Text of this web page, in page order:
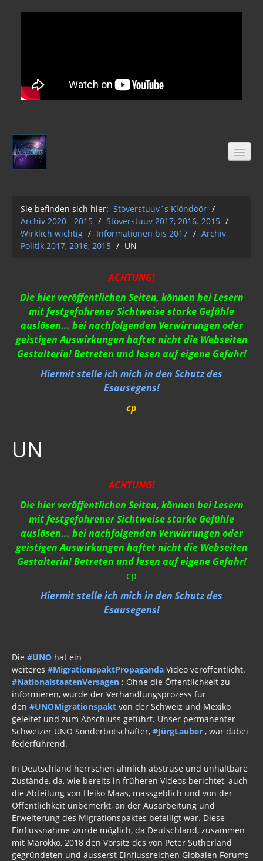
Stöverstuuv´s Klöndöör
Freimaurer
01-12-2Q2Q
AUFKLÄRUNG 2Q2Q
Wasser 2019
Klimawandel der Kabale
Genderismus
USA 2019
Wahrheit gegen MSM
Mark Passio
Neues Bewußtsein
Der globale Prädiktor
Rom und Jerusalem
Satanischer Kalender
Trump, Putin, Xi, der falsche Franziskus
»Lolita Express« Jeffrey Epstein
Jason Mason
1. Weltkrieg
Sie befinden sich hier: Stöverstuuv´s Klöndöör /
Archiv 2020 - 2015 / Stöverstuuv 2017, 2016. 2015 /
Wirklich wichtig / Informationen bis 2017 / Archiv
Politik 2017, 2016, 2015 / UN
ACHTUNG!
Die hier veröffentlichen Seiten, können bei Lesern
mit festgefahrener Sichtweise starke Gefühle
auslösen... bei nachfolgenden Verwirrungen oder
geistigen Auswirkungen haftet nicht die Webseiten
Gestalterin! Betreten und lesen auf eigene Gefahr!
Hiermit stelle ich mich in den Schutz des
Esausegens!
cp
UN
ACHTUNG!
Die hier veröffentlichen Seiten, können bei Lesern
mit festgefahrener Sichtweise starke Gefühle
auslösen... bei nachfolgenden Verwirrungen oder
geistigen Auswirkungen haftet nicht die Webseiten
Gestalterin! Betreten und lesen auf eigene Gefahr!
cp
Hiermit stelle ich mich in den Schutz des
Esausegens!
Die #UNO hat ein
weiteres #MigrationspaktPropaganda Video veröffentlicht.
#NationalstaatenVersagen : Ohne die Öffentlichkeit zu
informieren, wurde der Verhandlungsprozess für
den #UNOMigrationspakt von der Schweiz und Mexiko
geleitet und zum Abschluss geführt. Unser permanenter
Schweizer UNO Sonderbotschafter, #JürgLauber , war dabei
federführend.
In Deutschland herrschen ähnlich abstruse und unhaltbare
Zustände, da, wie bereits in früheren Videos berichtet, auch
die Abteilung von Heiko Maas, massgeblich und von der
Öffentlichkeit unbemerkt, an der Ausarbeitung und
Erweiterung des Migrationspaktes beteiligt war. Diese
Einflussnahme wurde möglich, da Deutschland, zusammen
mit Marokko, 2018 den Vorsitz des von Peter Sutherland
gegründeten und äusserst Einflussreichen Globalen Forums